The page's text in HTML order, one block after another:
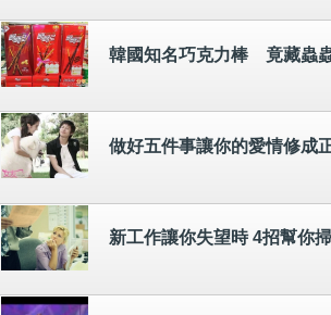
韓國知名巧克力棒 竟藏蟲
做好五件事讓你的愛情修成
新工作讓你失望時 4招幫你